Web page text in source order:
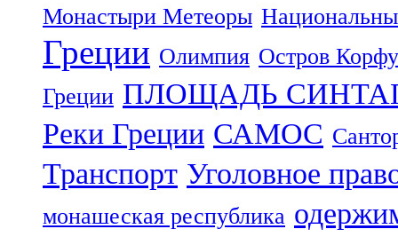
Монастыри Метеоры
Греции Олимпия Остров Корфу
Греции ПЛОЩАДЬ
Реки Греции САМОС
Транспорт Уголовное
монашеская республика